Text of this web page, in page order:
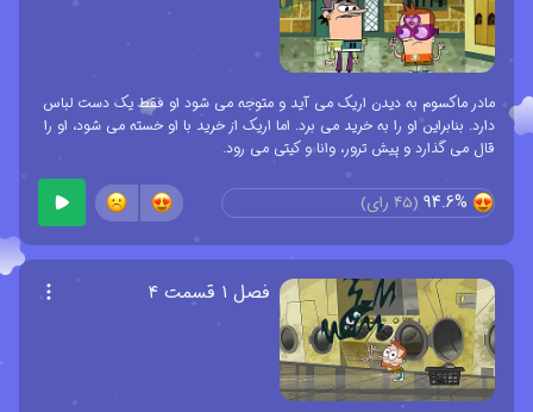
مادر ماکسوم به دیدن اریک می آید و متوجه می شود او فقط یک دست لباس
دارد. بنابراین او را به خرید می برد. اما اریک از خرید با او خسته می شود، او را
قال می گذارد و پیش ترور، وانا و کیتی می رود.
94.6%
(
45 رای)
فصل ۱ قسمت ۴